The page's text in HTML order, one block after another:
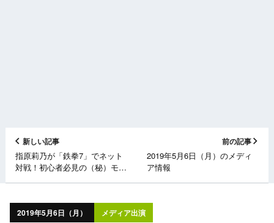
新しい記事
指原莉乃が「鉄拳7」でネット
対戦！初心者必見の（秘）モー
22:54～]
前の記事
2019年5月6日（月）のメディ
ア情報
2019年5月6日（月） メディア出演